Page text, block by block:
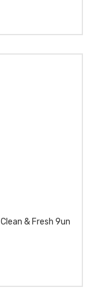
& Fresh 9un